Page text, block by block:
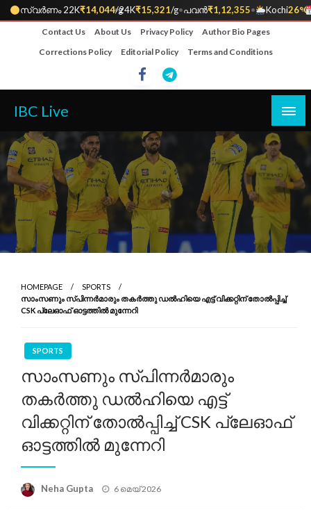
സ്വർണം 22K₹14,044/g
•24K₹15,321/g•പവൻ₹1,12,355• Kochi26°C
•
Contact Us About Us Privacy Policy
Author Bio Pages
Corrections Policy
Editorial Policy Terms and Conditions
IBC Live
HOMEPAGE
SPORTS
സാംസണും സ്പിന്നർമാരും തകർത്തു ഡൽഹിയെ എട്ട് വിക്കറ്റിന് തോൽപ്പിച്ച്
CSK പ്ലേഓഫ് ഓട്ടത്തിൽ മുന്നേറി
SPORTS
സാംസണും സ്പിന്നർമാരും
തകർത്തു ഡൽഹിയെ എട്ട്
വിക്കറ്റിന് തോൽപ്പിച്ച് CSK പ്ലേഓഫ്
ഓട്ടത്തിൽ മുന്നേറി
Neha Gupta
Posted
6 മെയ്‌ 2026